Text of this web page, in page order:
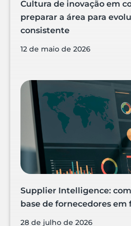
Cultura de inovação em
preparar a área para
consistente
12 de maio de 2026
Supplier Intelligence:
base de fornecedores em
28 de julho de 2026